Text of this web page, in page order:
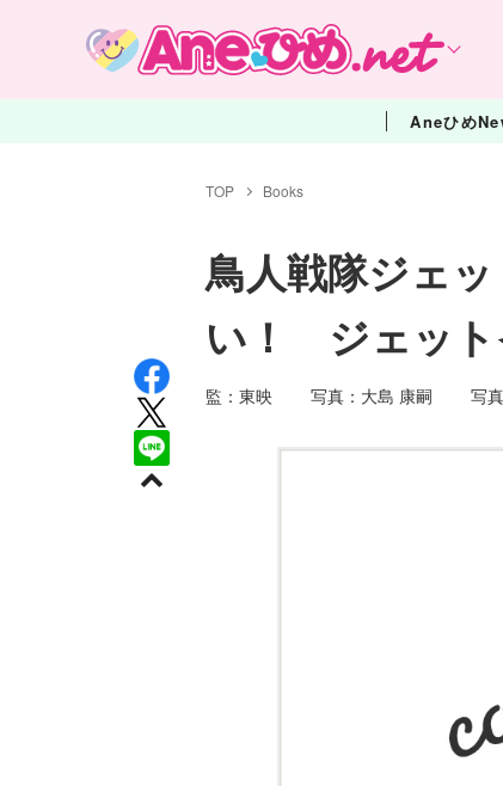
Aneひめ
TOP Books
鳥人戦隊ジェ
い！ ジェット
監：東映 写真：大島 康嗣 写真